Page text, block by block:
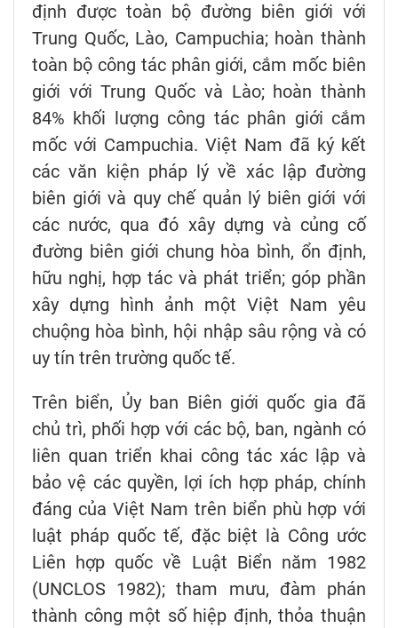
định được toàn bộ đường biên giới với
Trung Quốc, Lào, Campuchia; hoàn thành
toàn bộ công tác phân giới, cắm mốc biên
giới với Trung Quốc và Lào; hoàn thành
84% khối lượng công tác phân giới cắm
mốc với Campuchia. Việt Nam đã ký kết
các văn kiện pháp lý về xác lập đường
biên giới và quy chế quản lý biên giới với
các nước, qua đó xây dựng và củng cố
đường biên giới chung hòa bình, ổn định,
hữu nghị, hợp tác và phát triển; góp phần
xây dựng hình ảnh một Việt Nam yêu
chuộng hòa bình, hội nhập sâu rộng và có
uy tín trên trường quốc tế.
Trên biển, Ủy ban Biên giới quốc gia đã
chủ trì, phối hợp với các bộ, ban, ngành có
liên quan triển khai công tác xác lập và
bảo vệ các quyền, lợi ích hợp pháp, chính
đáng của Việt Nam trên biển phù hợp với
luật pháp quốc tế, đặc biệt là Công ước
Liên hợp quốc về Luật Biển năm 1982
(UNCLOS 1982); tham mưu, đàm phán
thành công một số hiệp định, thỏa thuận